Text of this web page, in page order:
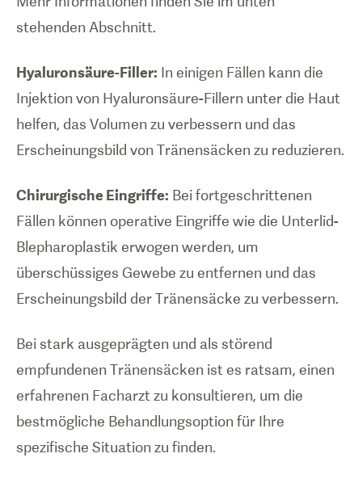
stehenden Abschnitt.
Hyaluronsäure-Filler: In einigen Fällen kann die
Injektion von Hyaluronsäure-Fillern unter die Haut
helfen, das Volumen zu verbessern und das
Erscheinungsbild von Tränensäcken zu reduzieren.
Chirurgische Eingriffe: Bei fortgeschrittenen
Fällen können operative Eingriffe wie die Unterlid-
Blepharoplastik erwogen werden, um
überschüssiges Gewebe zu entfernen und das
Erscheinungsbild der Tränensäcke zu verbessern.
Bei stark ausgeprägten und als störend
empfundenen Tränensäcken ist es ratsam, einen
erfahrenen Facharzt zu konsultieren, um die
bestmögliche Behandlungsoption für Ihre
spezifische Situation zu finden.